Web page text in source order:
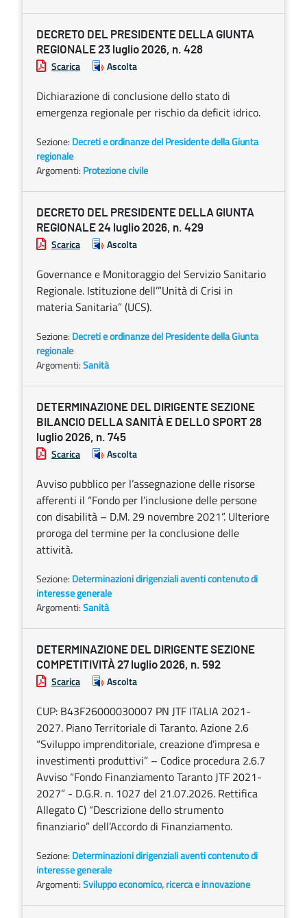
DECRETO DEL PRESIDENTE DELLA GIUNTA
REGIONALE 23 luglio 2026, n. 428
Scarica Ascolta
Dichiarazione di conclusione dello stato di
emergenza regionale per rischio da deficit idrico.
Sezione: Decreti e ordinanze del Presidente della Giunta
regionale
Argomenti: Protezione civile
DECRETO DEL PRESIDENTE DELLA GIUNTA
REGIONALE 24 luglio 2026, n. 429
Scarica Ascolta
Governance e Monitoraggio del Servizio Sanitario
Regionale. Istituzione dell’”Unità di Crisi in
materia Sanitaria” (UCS).
Sezione: Decreti e ordinanze del Presidente della Giunta
regionale
Argomenti:Sanità
DETERMINAZIONE DEL DIRIGENTE SEZIONE
BILANCIO DELLA SANITÀ E DELLO SPORT 28
luglio 2026, n. 745
Scarica Ascolta
Avviso pubblico per l’assegnazione delle risorse
afferenti il “Fondo per l’inclusione delle persone
con disabilità – D.M. 29 novembre 2021”. Ulteriore
proroga del termine per la conclusione delle
attività.
Sezione: Determinazioni dirigenziali aventi contenuto di
interesse generale
Argomenti:Sanità
DETERMINAZIONE DEL DIRIGENTE SEZIONE
COMPETITIVITÀ 27 luglio 2026, n. 592
Scarica Ascolta
CUP: B43F26000030007 PN JTF ITALIA 2021-
2027. Piano Territoriale di Taranto. Azione 2.6
“Sviluppo imprenditoriale, creazione d’impresa e
investimenti produttivi” – Codice procedura 2.6.7
Avviso “Fondo Finanziamento Taranto JTF 2021-
2027” - D.G.R. n. 1027 del 21.07.2026. Rettifica
Allegato C) “Descrizione dello strumento
finanziario” dell’Accordo di Finanziamento.
Sezione: Determinazioni dirigenziali aventi contenuto di
interesse generale
Argomenti:Sviluppo economico, ricerca e innovazione